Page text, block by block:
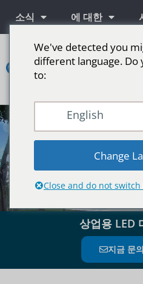
소식 에 대한
상업용 LED
지금 문
We've detected you
different language. Do
to:
English
Change
Close and do not